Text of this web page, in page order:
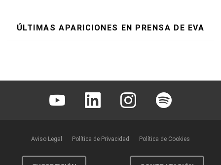
ÚLTIMAS APARICIONES EN PRENSA DE EVA
Linkedin Instagram Spotify
Aviso Legal Política de Privacidad Política de Cookies